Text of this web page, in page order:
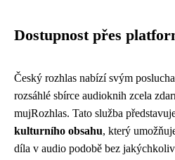
Dostupnost přes
Český rozhlas nabízí svým
rozsáhlé sbírce audioknih zcela
mujRozhlas. Tato služba
kulturního obsahu, který
díla v audio podobě bez